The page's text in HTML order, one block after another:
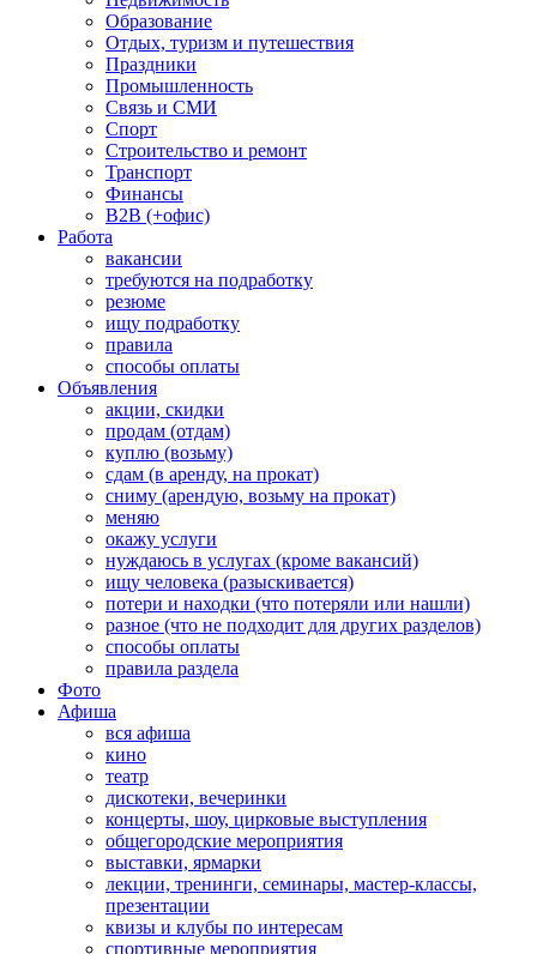
Образование
Отдых, туризм и путешествия
Праздники
Промышленность
Связь и СМИ
Спорт
Строительство и ремонт
Транспорт
Финансы
B2B (+офис)
Работа
вакансии
требуются на подработку
резюме
ищу подработку
правила
способы оплаты
Объявления
акции, скидки
продам (отдам)
куплю (возьму)
сдам (в аренду, на прокат)
сниму (арендую, возьму на прокат)
меняю
окажу услуги
нуждаюсь в услугах (кроме вакансий)
ищу человека (разыскивается)
потери и находки (что потеряли или нашли)
разное (что не подходит для других разделов)
способы оплаты
правила раздела
Фото
Афиша
вся афиша
кино
театр
дискотеки, вечеринки
концерты, шоу, цирковые выступления
общегородские мероприятия
выставки, ярмарки
лекции, тренинги, семинары, мастер-классы,
презентации
квизы и клубы по интересам
спортивные мероприятия